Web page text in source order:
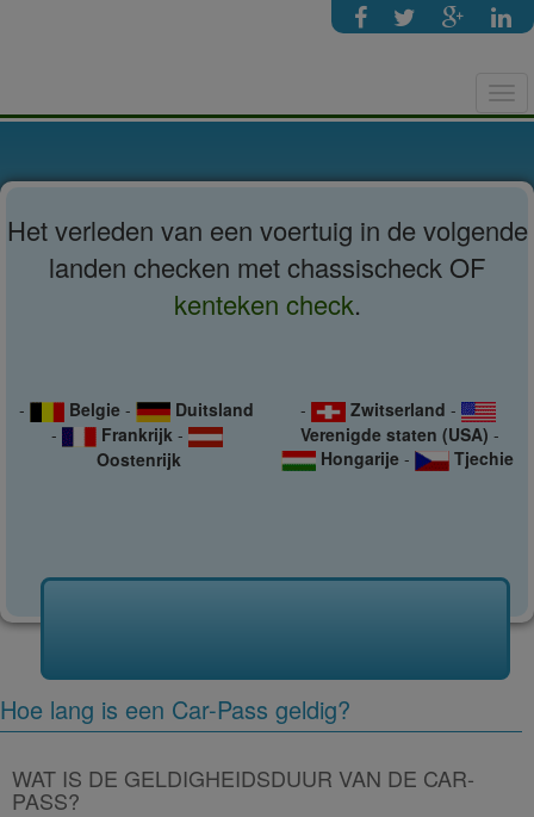
Het verleden van een voertuig in de volgende
landen checken met chassischeck OF
kenteken check.
- Belgie -
Duitsland
-
Frankrijk -
Oostenrijk
- Zwitserland -
Verenigde staten (USA) -
Hongarije - Tjechie
Hoe lang is een Car-Pass geldig?
WAT IS DE GELDIGHEIDSDUUR VAN DE CAR-
PASS?